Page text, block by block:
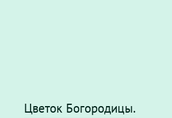
Цветок Богородицы.